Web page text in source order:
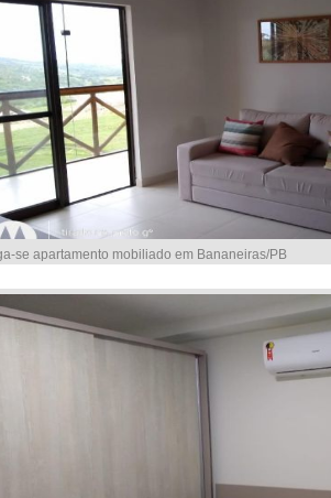
se apartamento mobiliado em Bananeiras/PB